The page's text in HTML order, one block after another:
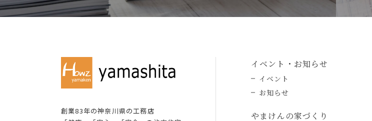
創業83年の神奈川県の⼯務店
イベント・お知らせ
イベント
お知らせ
やまけんの家づくり